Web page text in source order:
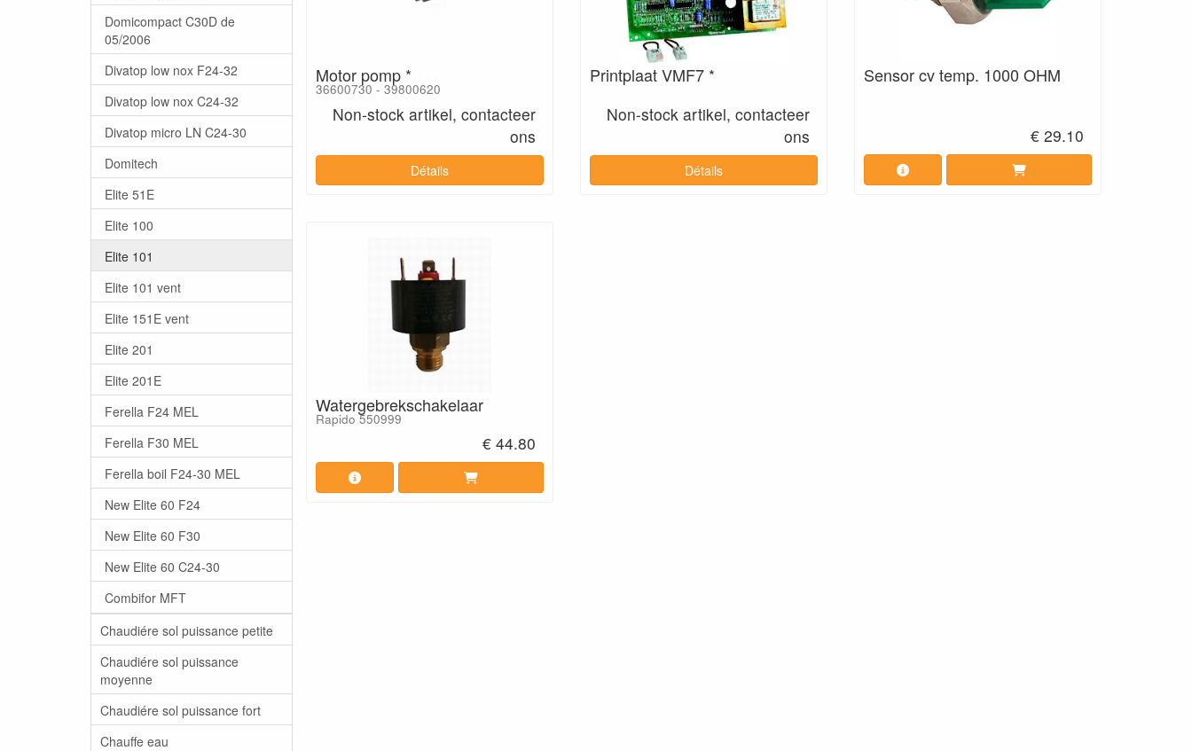
Domicompact C30D de
05/2006
Divatop low nox F24-32
Divatop low nox C24-32
Divatop micro LN C24-30
Domitech
Elite 51E
Elite 100
Elite 101
Elite 101 vent
Elite 151E vent
Elite 201
Elite 201E
Ferella F24 MEL
Ferella F30 MEL
Ferella boil F24-30 MEL
New Elite 60 F24
New Elite 60 F30
New Elite 60 C24-30
Combifor MFT
Chaudiére sol puissance petite
Chaudiére sol puissance
moyenne
Chaudiére sol puissance fort
Chauffe eau
Motor pomp *
36600730 - 39800620
Non-stock artikel, contacteer
ons
Détails
Printplaat VMF7 *
Non-stock artikel, contacteer
ons
Détails
Sensor cv temp. 1000 OHM
€ 29.10
Watergebrekschakelaar
Rapido 550999
€ 44.80